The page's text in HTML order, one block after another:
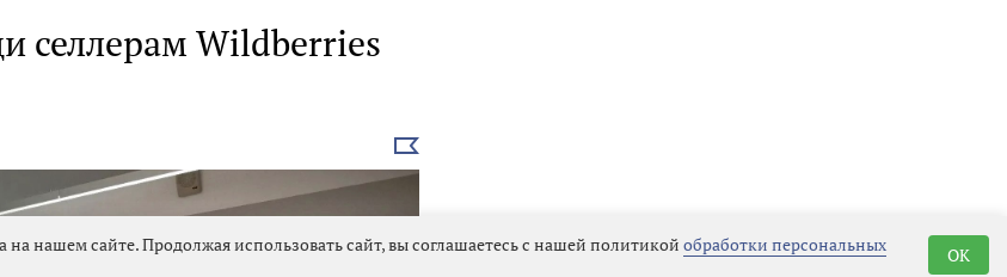
селлерам Wildberries
Выбрать
новость
нашем сайте. Продолжая использовать сайт, вы соглашаетесь с нашей политикой обработки персональных
OK